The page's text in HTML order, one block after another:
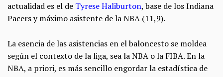
actualidad es el de Tyrese Haliburton, base de los Indiana
Pacers y máximo asistente de la NBA (11,9).
La esencia de las asistencias en el baloncesto se moldea
según el contexto de la liga, sea la NBA o la FIBA. En la
NBA, a priori, es más sencillo engordar la estadística de